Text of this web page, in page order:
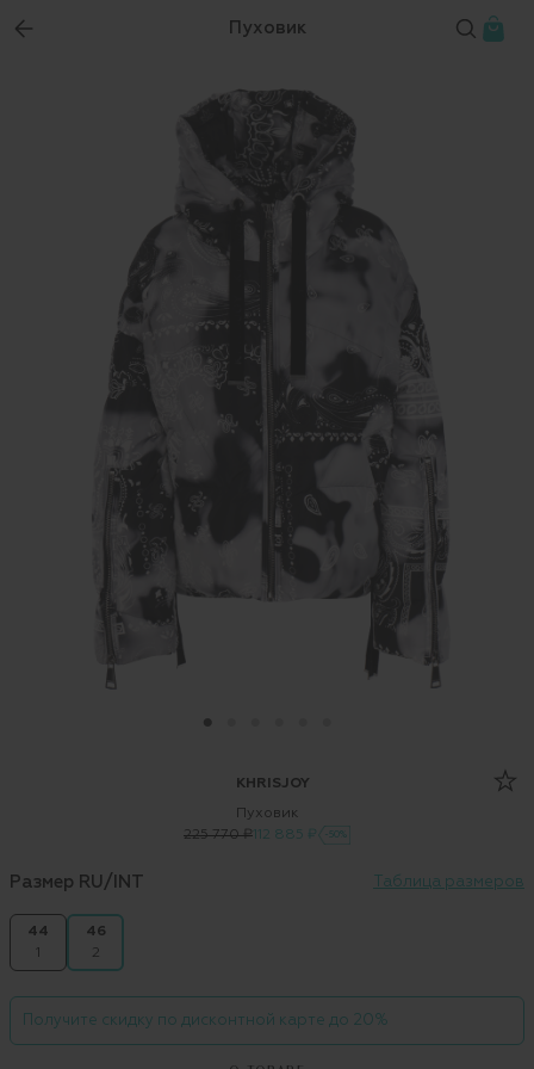
Пуховик
KHRISJOY
Пуховик
225 770 ₽ 112 885 ₽ -50%
Размер RU/INT Таблица размеров
44
46
2
Получите скидку по дисконтной карте до 20%